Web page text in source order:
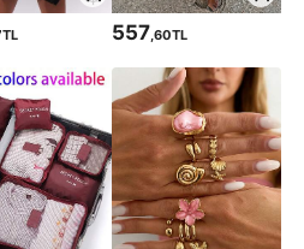
557,60TL